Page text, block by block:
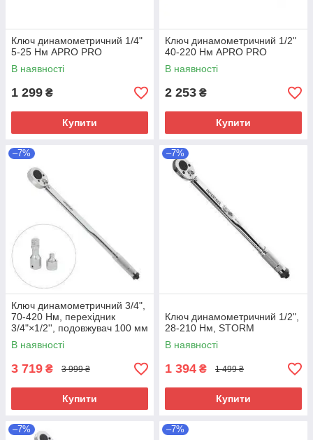
Ключ динамометричний 1/4"
5-25 Нм APRO PRO
В наявності
1 299 ₴
Купити
Ключ динамометричний 1/2"
40-220 Нм APRO PRO
В наявності
2 253 ₴
Купити
–7%
Ключ динамометричний 3/4",
70-420 Нм, перехідник
3/4"×1/2'', подовжувач 100 мм
3/4", STORM
В наявності
3 719 ₴ 3 999 ₴
Купити
–7%
Ключ динамометричний 1/2",
28-210 Нм, STORM
В наявності
1 394 ₴ 1 499 ₴
Купити
–7% –7%